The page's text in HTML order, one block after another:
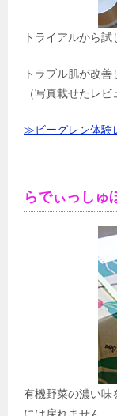
トライアルから
トラブル肌が改
（写真載せたレビ
≫ビーグレン体験
らでぃっしゅ
有機野菜の濃い味
には戻れません。